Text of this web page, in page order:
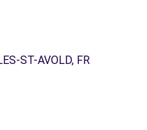
ST-AVOLD, FR